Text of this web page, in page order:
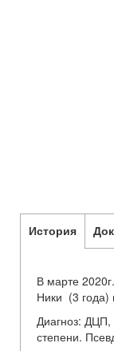
История
В марте
Ники (3 года)
Диагноз: ДЦП,
степени.